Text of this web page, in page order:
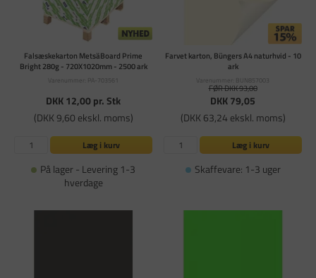
Falsæskekarton MetsäBoard Prime
Bright 280g - 720X1020mm - 2500 ark
Varenummer: PA-703561
DKK 12,00pr. Stk
(DKK 9,60 ekskl. moms)
Læg i kurv
På lager - Levering 1-3
hverdage
Farvet karton, Büngers A4 naturhvid - 10
ark
Varenummer: BUN857003
FØR DKK 93,00
DKK 79,05
(DKK 63,24 ekskl. moms)
Læg i kurv
Skaffevare: 1-3 uger